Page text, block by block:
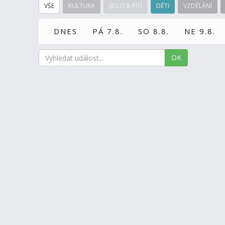
VŠE KULTURA JÍDLO & PITÍ DĚTI VZDĚLÁNÍ
DNES PÁ 7.8. SO 8.8. NE 9.8.
OK